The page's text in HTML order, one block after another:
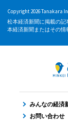
Copyright 2026 Tanakara
松本経済新聞に掲載の
本経済新聞またはその情
みんなの経済
お問い合わせ